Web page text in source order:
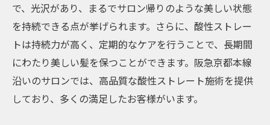
で、光沢があり、まるでサロン帰りのような美しい状態
を持続できる点が挙げられます。さらに、酸性ストレー
トは持続力が高く、定期的なケアを行うことで、長期間
にわたり美しい髪を保つことができます。阪急京都本線
沿いのサロンでは、高品質な酸性ストレート施術を提供
しており、多くの満足したお客様がいます。